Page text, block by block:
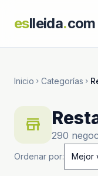
eslleida.com
Inicio chevron_right Categorías chevron_right
store 290
Ordenar por: